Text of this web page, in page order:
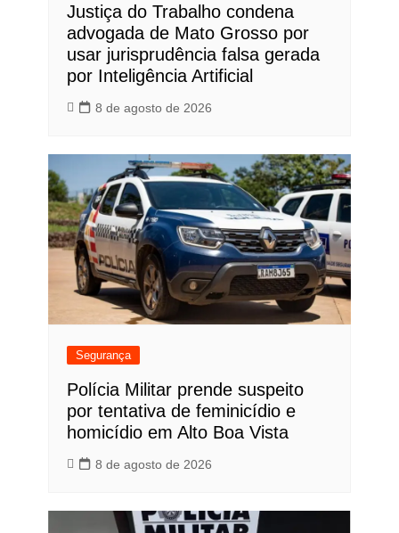
Justiça do Trabalho condena
advogada de Mato Grosso por
usar jurisprudência falsa gerada
por Inteligência Artificial
8 de agosto de 2026
Segurança
Polícia Militar prende suspeito
por tentativa de feminicídio e
homicídio em Alto Boa Vista
8 de agosto de 2026